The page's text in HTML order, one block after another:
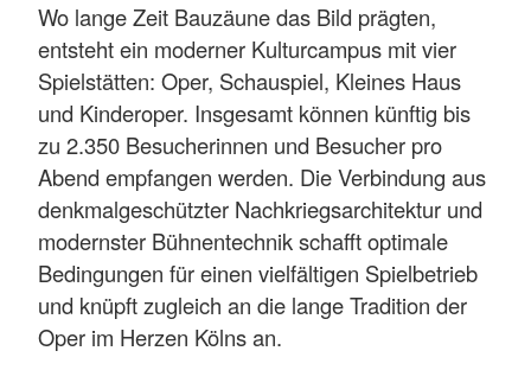
Wo lange Zeit Bauzäune das Bild prägten,
entsteht ein moderner Kulturcampus mit vier
Spielstätten: Oper, Schauspiel, Kleines Haus
und Kinderoper. Insgesamt können künftig bis
zu 2.350 Besucherinnen und Besucher pro
Abend empfangen werden. Die Verbindung aus
denkmalgeschützter Nachkriegsarchitektur und
modernster Bühnentechnik schafft optimale
Bedingungen für einen vielfältigen Spiel­betrieb
und knüpft zugleich an die lange Tradition der
Oper im Herzen Kölns an.